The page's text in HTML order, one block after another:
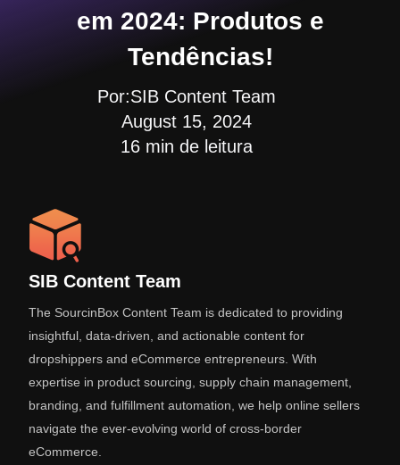
em 2024: Produtos e
Tendências!
Por:SIB Content Team
August 15, 2024
16 min de leitura
SIB Content Team
The SourcinBox Content Team is dedicated to providing
insightful, data-driven, and actionable content for
dropshippers and eCommerce entrepreneurs. With
expertise in product sourcing, supply chain management,
branding, and fulfillment automation, we help online sellers
navigate the ever-evolving world of cross-border
eCommerce.